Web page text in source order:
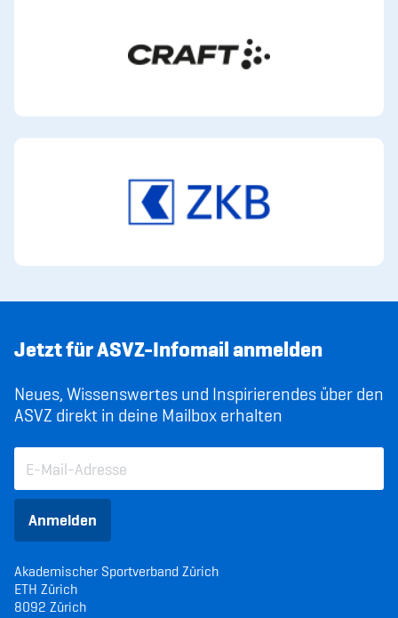
Offene Stellen
Sponsoren und Partner
Jetzt für ASVZ-Infomail anmelden
Neues, Wissenswertes und Inspirierendes über den
ASVZ direkt in deine Mailbox erhalten
Anmelden
Akademischer Sportverband Zürich
ETH Zürich
8092 Zürich